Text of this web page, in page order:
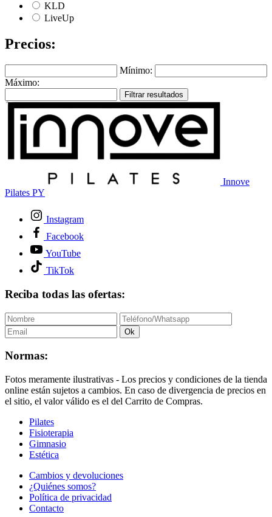
KLD
LiveUp
Precios:
Mínimo:
Máximo:
Filtrar resultados
Innove
Pilates PY
Instagram
Facebook
YouTube
TikTok
Reciba todas las ofertas:
Ok
Normas:
Fotos meramente ilustrativas - Los precios y condiciones de la tienda
online están sujetos a cambios. En caso de divergencia de precios en
el sitio, el valor válido es el del Carrito de Compras.
Pilates
Fisioterapia
Gimnasio
Estética
Cambios y devoluciones
¿Quiénes somos?
Política de privacidad
Contacto